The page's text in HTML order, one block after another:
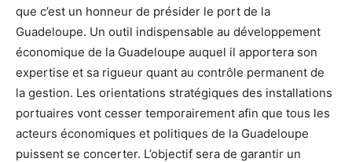
que c’est un honneur de présider le port de la
Guadeloupe. Un outil indispensable au développement
économique de la Guadeloupe auquel il apportera son
expertise et sa rigueur quant au contrôle permanent de
la gestion. Les orientations stratégiques des installations
portuaires vont cesser temporairement afin que tous les
acteurs économiques et politiques de la Guadeloupe
puissent se concerter. L’objectif sera de garantir un